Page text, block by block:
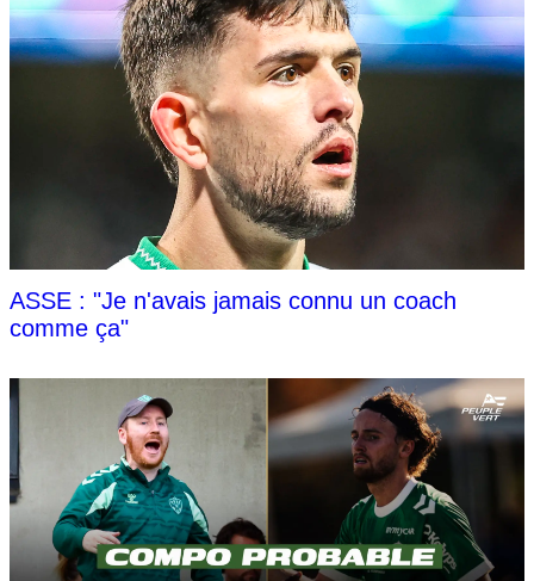
ASSE : "Je n'avais jamais connu un coach
comme ça"